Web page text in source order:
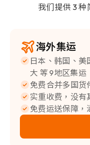
我们提供 3
海外集运
日本、韩国、
大 等 9地区集运
免费合并多国货
实重收费，没有
免费运送保障，